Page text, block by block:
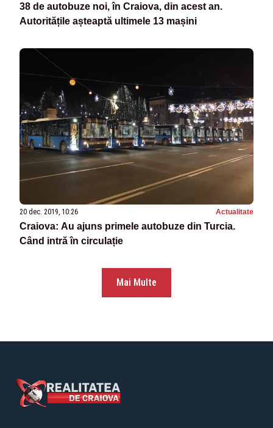
38 de autobuze noi, în Craiova, din acest an.
Autoritățile așteaptă ultimele 13 mașini
20 dec. 2019, 10:26 Actualitate
Craiova: Au ajuns primele autobuze din Turcia.
Când intră în circulație
Mai Multe